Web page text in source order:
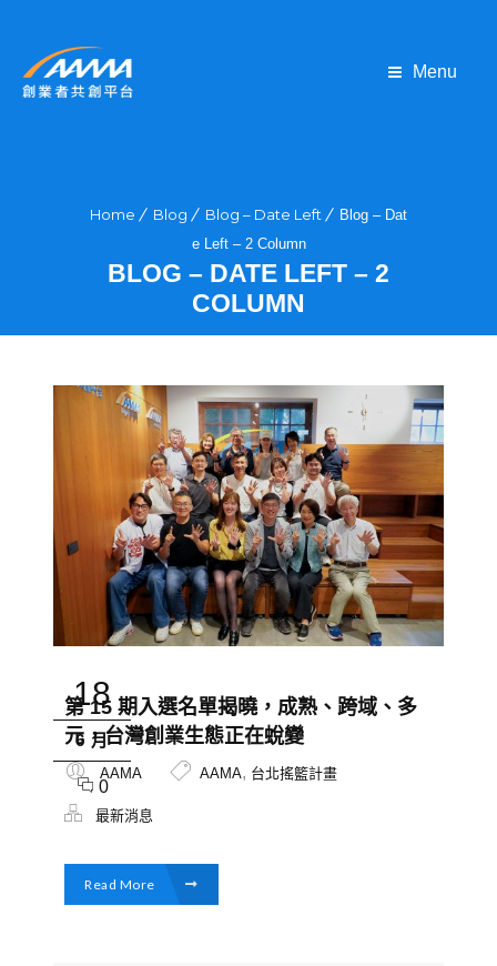
Menu
Home Blog Blog – Date Left
Blog – Dat
e Left – 2 Column
BLOG – DATE LEFT – 2
COLUMN
18
6 月
0
第 15 期入選名單揭曉，成熟、跨域、多
元，台灣創業生態正在蛻變
AAMA AAMA, 台北搖籃計畫
最新消息
Read More